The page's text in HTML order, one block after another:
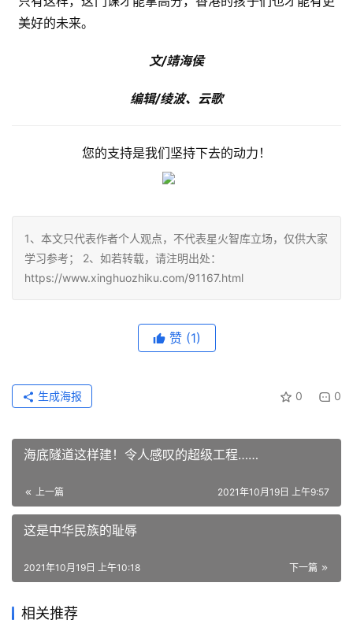
美好的未来。
文/靖海侯
编辑/绫波、 云歌
您的支持是我们坚持下去的动力！
1、本文只代表作者个人观点，不代表星火智库立场，仅供大家
学习参考； 2、如若转载，请注明出处：
https://www.xinghuozhiku.com/91167.html
赞 (1)
0 0
生成海报
海底隧道这样建！令人感叹的超级工程……
上一篇 2021年10月19日 上午9:57
这是中华民族的耻辱
下一篇
2021年10月19日 上午10:18
相关推荐